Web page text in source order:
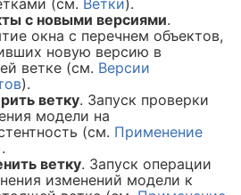
(см. Ветки).
с новыми версиями.
окна с перечнем объектов,
новую версию в
ветке (см. Версии
).
ветку. Запуск проверки
модели на
(см. Применение
ветку. Запуск операции
изменений модели к